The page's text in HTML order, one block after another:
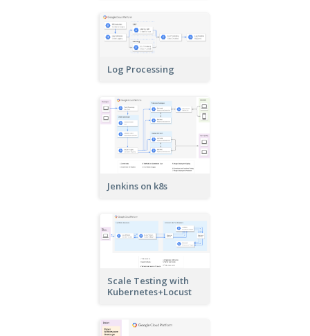
Log Processing
Jenkins on k8s
Scale Testing with
Kubernetes+Locust